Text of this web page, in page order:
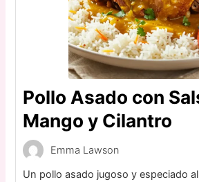
Pollo Asado con
Mango y Cilantro
Emma Lawson
Un pollo asado jugoso y especiado